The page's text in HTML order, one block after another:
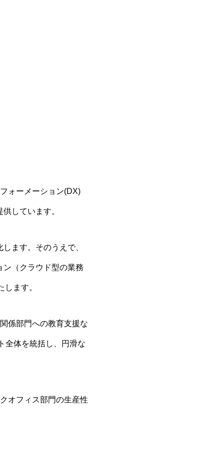
ォーメーション(DX)
しています。
ます。そのうえで、
（クラウド型の業務
ます。
係部門への教育支援な
全体を統括し、円滑な
オフィス部門の生産性